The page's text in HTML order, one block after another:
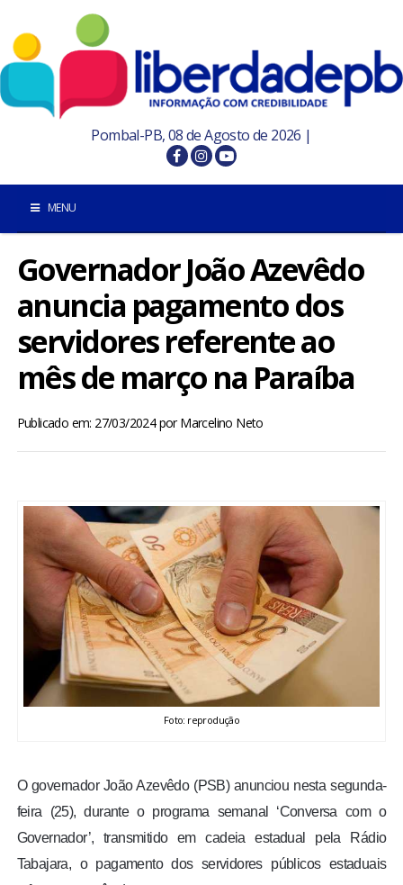
Pombal-PB, 08 de Agosto de 2026 |
MENU
INÍCIO
POMBAL E REGIÃO
ESPORTES
ENTRETENIMENTO
ENQUETE
TV LPB
Governador João Azevêdo
anuncia pagamento dos
servidores referente ao
mês de março na Paraíba
Publicado em: 27/03/2024porMarcelino Neto
Foto: reprodução
O governador João Azevêdo (PSB) anunciou nesta segunda-
feira (25), durante o programa semanal ‘Conversa com o
Governador’, transmitido em cadeia estadual pela Rádio
Tabajara, o pagamento dos servidores públicos estaduais